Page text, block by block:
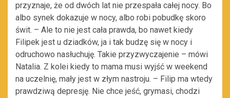
przyznaje, że od dwóch lat nie przespała całej nocy. Bo
albo synek dokazuje w nocy, albo robi pobudkę skoro
świt. – Ale to nie jest cała prawda, bo nawet kiedy
Filipek jest u dziadków, ja i tak budzę się w nocy i
odruchowo nasłuchuję. Takie przyzwyczajenie – mówi
Natalia. Z kolei kiedy to mama musi wyjść w weekend
na uczelnię, mały jest w złym nastroju. – Filip ma wtedy
prawdziwą depresję. Nie chce jeść, grymasi, chodzi